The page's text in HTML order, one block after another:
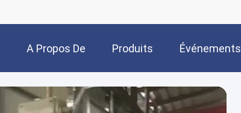
A Propos De
Nous
Produits Événements